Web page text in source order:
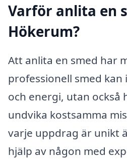
Varför anlita en
Hökerum?
Att anlita en smed har
professionell smed
och energi, utan också
undvika kostsamma
varje uppdrag är unikt
hjälp av någon med